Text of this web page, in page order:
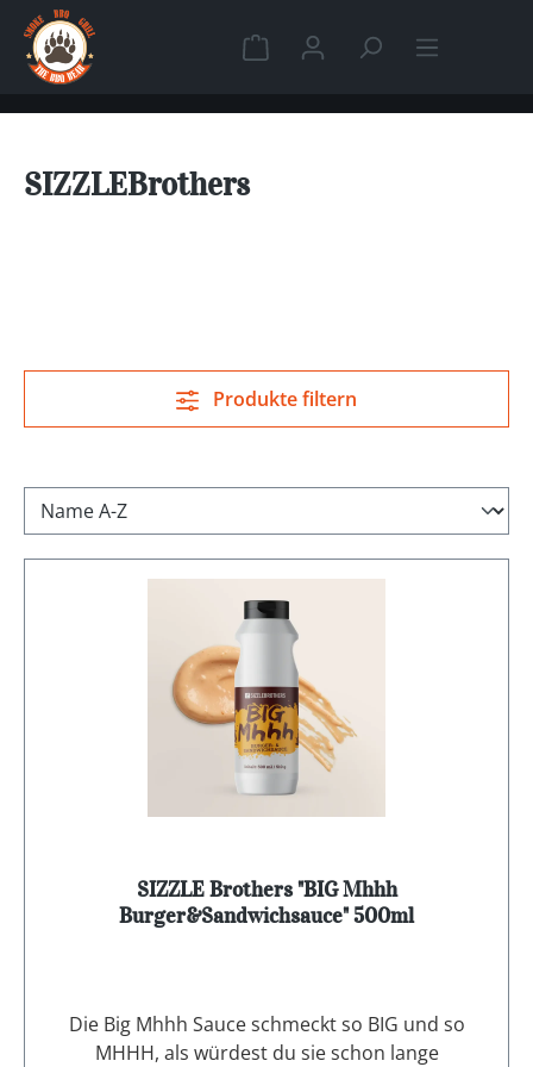
Zum Hauptinhalt springen
Warenkorb enthält 0
SIZZLEBrothers
Produkte filtern
SIZZLE Brothers "BIG Mhhh
Burger&Sandwichsauce" 500ml
Die Big Mhhh Sauce schmeckt so BIG und so
MHHH, als würdest du sie schon lange